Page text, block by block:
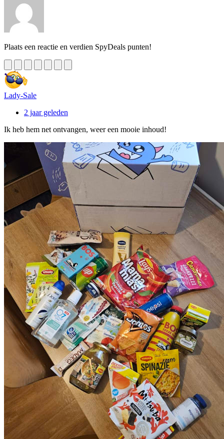
Plaats een reactie en verdien SpyDeals punten!
Lady-Sale
2 jaar geleden
Ik heb hem net ontvangen, weer een mooie inhoud!